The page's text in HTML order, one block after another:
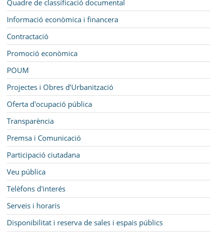
Quadre de classificació documental
Informació econòmica i financera
Contractació
Promoció econòmica
POUM
Projectes i Obres d’Urbanització
Oferta d'ocupació pública
Transparència
Premsa i Comunicació
Participació ciutadana
Veu pública
Telèfons d'interés
Serveis i horaris
Disponibilitat i reserva de sales i espais públics